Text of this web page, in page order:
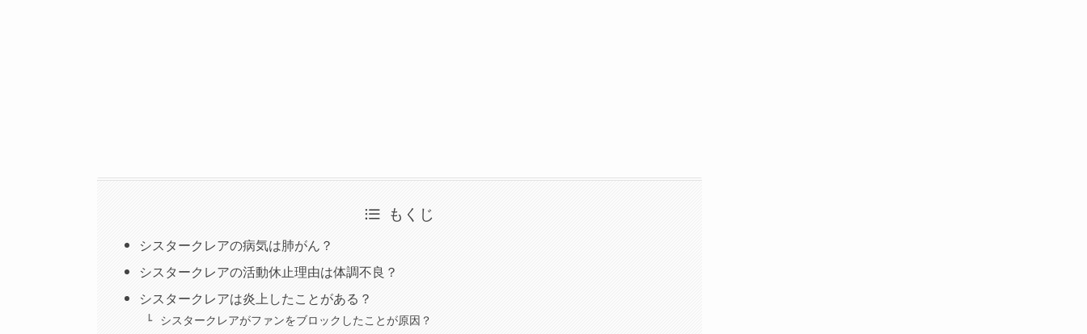
もくじ
シスタークレアの病気は肺がん？
シスタークレアの活動休止理由は体調不良？
シスタークレアは炎上したことがある？
シスタークレアがファンをブロックしたことが原因？